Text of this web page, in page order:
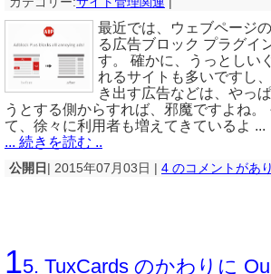
最近では、ウェブページ
る広告ブロック プラグイ
す。 確かに、うっとしい
れるサイトも多いですし
き出す広告などは、やっ
うとする側からすれば、邪魔ですよね。
て、徐々に利用者も増えてきているよ ...
... 続きを読む ..
公開日 | 2015年07月03日 | 4 のコメントがあ
15. TuxCards のかわりに